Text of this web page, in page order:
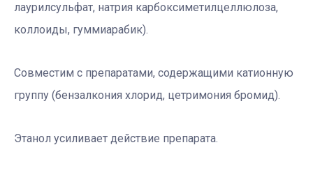
лаурилсульфат, натрия карбоксиметилцеллюлоза,
коллоиды, гуммиарабик).
Совместим с препаратами, содержащими катионную
группу (бензалкония хлорид, цетримония бромид).
Этанол усиливает действие препарата.